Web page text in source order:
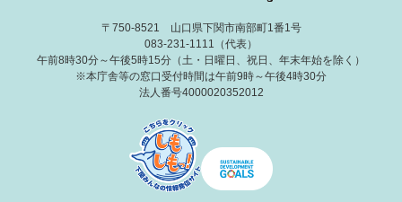
〒750-8521 山口県下関市南部町1番1号
083-231-1111（代表）
午前8時30分～午後5時15分（土・日曜日、祝日、年末年始を除く）
※本庁舎等の窓口受付時間は午前9時～午後4時30分
法人番号4000020352012